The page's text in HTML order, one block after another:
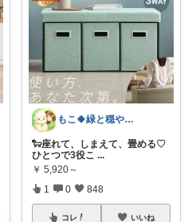
もこ🍀緑と穏やかなくらし🐑🍀
🐑座れて、しまえて、畳める♡
ひとつで3役こ ...
￥ 5,920～
1 0 848
コレ いいね